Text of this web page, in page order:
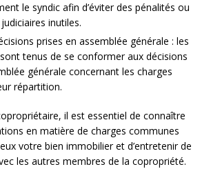
le syndic afin d’éviter des pénalités ou
inutiles.
prises en assemblée générale : les
tenus de se conformer aux décisions
générale concernant les charges
répartition.
il est essentiel de connaître
en matière de charges communes
votre bien immobilier et d’entretenir de
les autres membres de la copropriété.